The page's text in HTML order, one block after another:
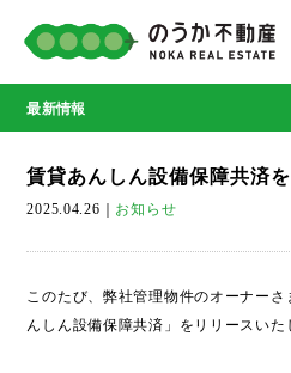
最新情報
賃貸あんしん設備保障共済
2025.04.26 お知らせ
このたび、弊社管理物件のオーナー
んしん設備保障共済」をリリースいた